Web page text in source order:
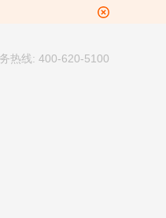
热线: 400-620-5100